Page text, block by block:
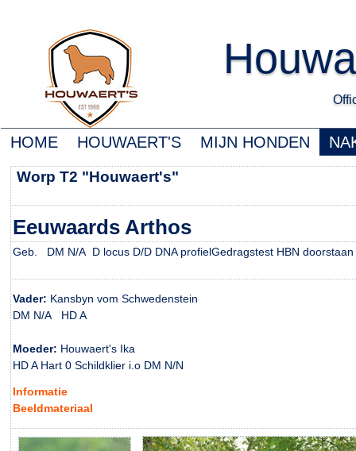
HOME HOUWAERT'S MIJN HONDEN
Worp T2 "Houwaert's"
Eeuwaards Arthos
Geb. DM N/A D locus D/D DNA profielGedragstest HBN
Vader: Kansbyn vom Schwedenstein
DM N/A HD A
Moeder: Houwaert's Ika
HD A Hart 0 Schildklier i.o DM N/N
Informatie
Beeldmateriaal